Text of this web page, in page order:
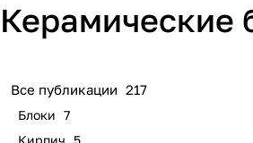
Керамические
Все публикации 217
Блоки 7
Кирпич
5